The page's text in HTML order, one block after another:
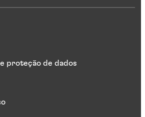
proteção de dados